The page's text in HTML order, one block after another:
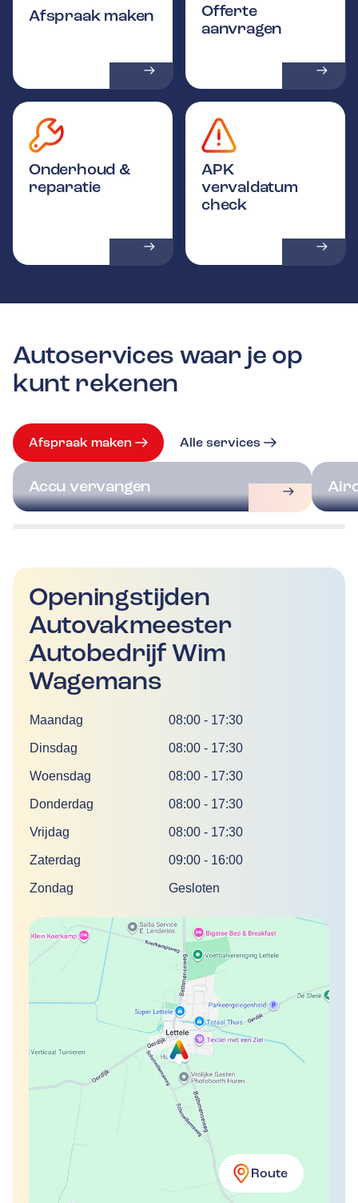
Afspraak maken
Offerte
aanvragen
Onderhoud &
reparatie
APK
vervaldatum
check
Autoservices waar je op
kunt rekenen
Afspraak maken Alle services
Accu vervangen
Openingstijden
Autovakmeester
Autobedrijf Wim
Wagemans
DagTijd
Maandag 08:00 - 17:30
Dinsdag 08:00 - 17:30
Woensdag 08:00 - 17:30
Donderdag 08:00 - 17:30
Vrijdag 08:00 - 17:30
Zaterdag 09:00 - 16:00
Zondag Gesloten
Route